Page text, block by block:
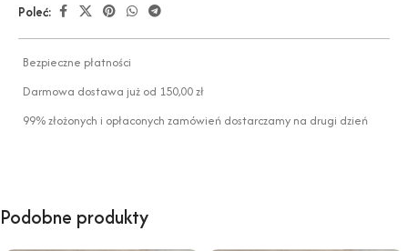
Poleć:
Bezpieczne płatności
Darmowa dostawa już od 150,00 zł
99% złożonych i opłaconych zamówień dostarczamy na drugi dzień
Podobne produkty